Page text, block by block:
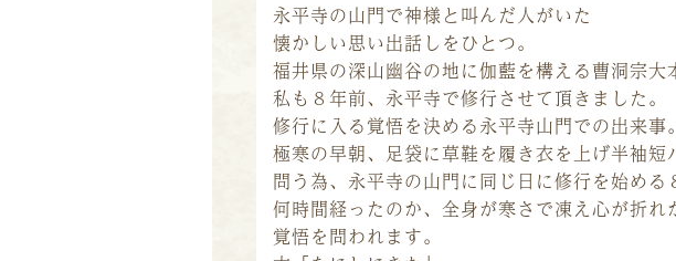
永平寺の山門で神様と叫んだ人がいた
懐かしい思い出話しをひとつ。
福井県の深山幽谷の地に伽藍を構える曹洞宗大
私も８年前、永平寺で修行させて頂きました。
修行に入る覚悟を決める永平寺山門での出来事。
極寒の早朝、足袋に草鞋を履き衣を上げ半袖
問う為、永平寺の山門に同じ日に修行を始める
何時間経ったのか、全身が寒さで凍え心が折
覚悟を問われます。